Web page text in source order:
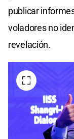
publicar
voladores no
revelación.